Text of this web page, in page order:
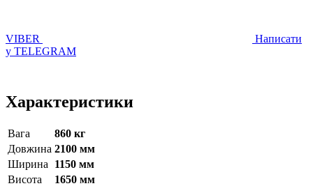
VIBER
Написати
у TELEGRAM
Характеристики
Вага
860 кг
Довжина 2100 мм
Ширина
1150 мм
Висота
1650 мм